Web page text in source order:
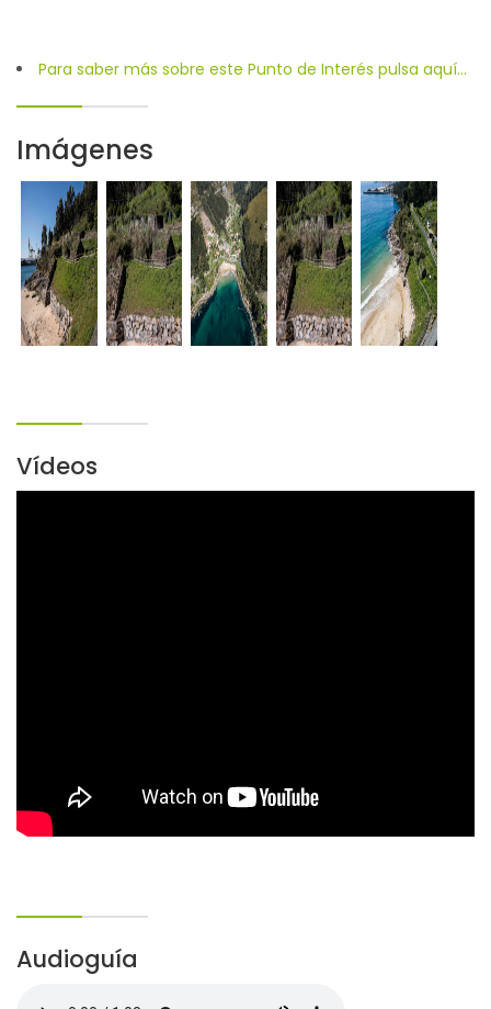
Para saber más sobre este Punto de Interés pulsa aquí...
Imágenes
Vídeos
Audioguía